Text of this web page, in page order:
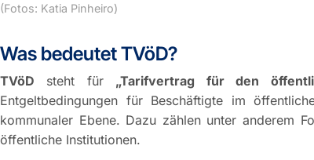
(Fotos: Katia Pinheiro)
Was bedeutet TVöD?
TVöD steht für „Tarifvertrag für den
Entgeltbedingungen für Beschäftigte im
kommunaler Ebene. Dazu zählen unter anderem
öffentliche Institutionen.